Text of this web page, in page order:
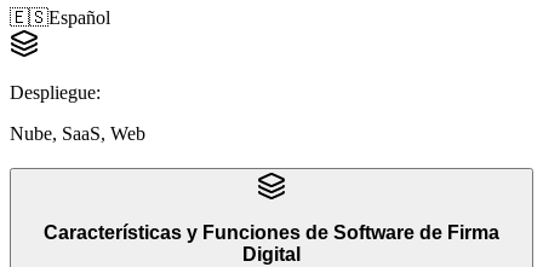
🇪🇸Español
Despliegue:
Nube, SaaS, Web
Características y Funciones de Software de Firma
Digital